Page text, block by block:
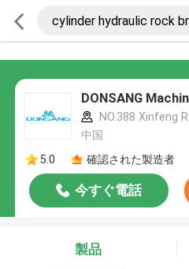
DONSANG
NO.388 Xinfeng
中国
5.0
確認された製造者
今すぐ電話
製品